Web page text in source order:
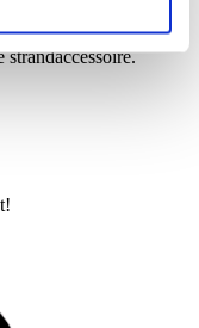
jeans voor een casual-